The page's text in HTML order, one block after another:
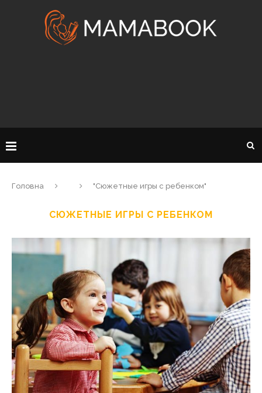
Головна "Сюжетные игры с ребенком"
СЮЖЕТНЫЕ ИГРЫ С РЕБЕНКОМ